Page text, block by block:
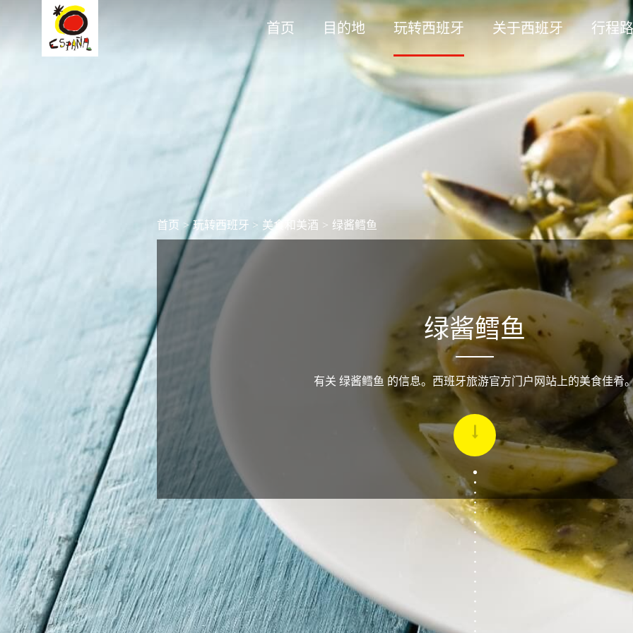
首页 目的地 玩转西班牙 关于西班牙 行程
首页 > 玩转西班牙 > 美食和美酒 > 绿酱鳕鱼
绿酱鳕鱼
有关 绿酱鳕鱼 的信息。西班牙旅游官方门户网站上的美食佳肴